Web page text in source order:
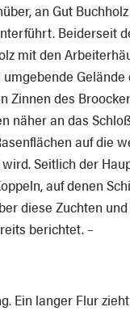
an Gut
Beiderseit
mit den
Gelände
Zinnen des
näher an das
auf die
Seitlich der
auf denen
diese Zuchten
berichtet. –
Ein langer Flur